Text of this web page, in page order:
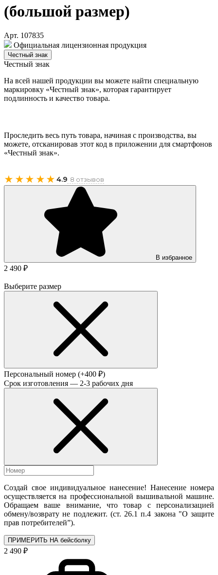
(большой размер)
Арт. 107835
Официальная лицензионная продукция
Честный знак
Честный знак
На всей нашей продукции вы можете найти специальную
маркировку «Честный знак», которая гарантирует
подлинность и качество товара.
Проследить весь путь товара, начиная с производства, вы
можете, отсканировав этот код в приложении для смартфонов
«Честный знак».
★★★★★ 4.9· 8 отзывов
В избранное
2 490 ₽
Выберите размер
Персональный номер (+400 ₽)
Срок изготовления — 2-3 рабочих дня
Создай свое индивидуальное нанесение! Нанесение номера
осуществляется на профессиональной вышивальной машине.
Обращаем ваше внимание, что товар с персонализацией
обмену/возврату не подлежит. (ст. 26.1 п.4 закона "О защите
прав потребителей”).
ПРИМЕРИТЬ НА бейсболку
2 490 ₽